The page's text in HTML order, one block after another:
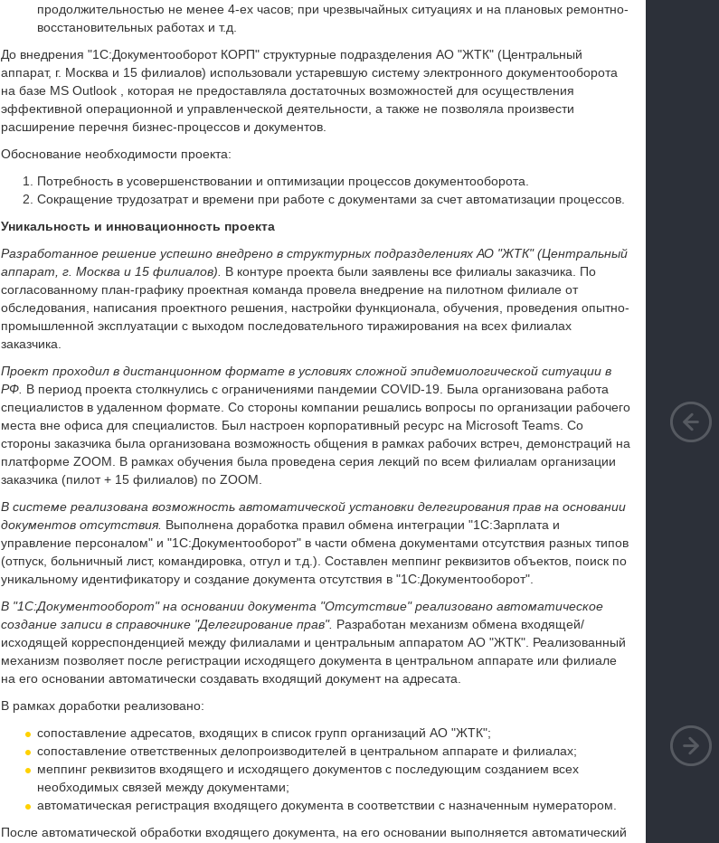
продолжительностью не менее 4-ех часов; при чрезвычайных ситуациях и на плановых ремонтно-
восстановительных работах и т.д.
До внедрения "1С:Документооборот КОРП" структурные подразделения АО "ЖТК" (Центральный
аппарат, г. Москва и 15 филиалов) использовали устаревшую систему электронного документооборота
на базе MS Outlook , которая не предоставляла достаточных возможностей для осуществления
эффективной операционной и управленческой деятельности, а также не позволяла произвести
расширение перечня бизнес-процессов и документов.
Обоснование необходимости проекта:
Потребность в усовершенствовании и оптимизации процессов документооборота.
Сокращение трудозатрат и времени при работе с документами за счет автоматизации процессов.
Уникальность и инновационность проекта
Разработанное решение успешно внедрено в структурных подразделениях АО "ЖТК" (Центральный
аппарат, г. Москва и 15 филиалов).
В контуре проекта были заявлены все филиалы заказчика. По
согласованному план-графику проектная команда провела внедрение на пилотном филиале от
обследования, написания проектного решения, настройки функционала, обучения, проведения опытно-
промышленной эксплуатации с выходом последовательного тиражирования на всех филиалах
заказчика.
Проект проходил в дистанционном формате в условиях сложной эпидемиологической ситуации в
РФ. В период проекта столкнулись с ограничениями пандемии СOVID-19. Была организована работа
специалистов в удаленном формате. Со стороны компании решались вопросы по организации рабочего
места вне офиса для специалистов. Был настроен корпоративный ресурс на Мicrosoft Teams. Со
стороны заказчика была организована возможность общения в рамках рабочих встреч, демонстраций на
платформе ZOOM. В рамках обучения была проведена серия лекций по всем филиалам организации
заказчика (пилот + 15 филиалов) по ZOOM.
В системе реализована возможность автоматической установки делегирования прав на основании
документов отсутствия. Выполнена доработка правил обмена интеграции "1С:Зарплата и
управление персоналом" и "1С:Документооборот" в части обмена документами отсутствия разных типов
(отпуск, больничный лист, командировка, отгул и т.д.). Составлен меппинг реквизитов объектов, поиск по
уникальному идентификатору и создание документа отсутствия в "1С:Документооборот".
В "1С:Документооборот" на основании документа "Отсутствие" реализовано автоматическое
создание записи в справочнике "Делегирование прав". Разработан механизм обмена входящей/
исходящей корреспонденцией между филиалами и центральным аппаратом АО "ЖТК". Реализованный
механизм позволяет после регистрации исходящего документа в центральном аппарате или филиале
на его основании автоматически создавать входящий документ на адресата.
В рамках доработки реализовано:
сопоставление адресатов, входящих в список групп организаций АО "ЖТК";
сопоставление ответственных делопроизводителей в центральном аппарате и филиалах;
меппинг реквизитов входящего и исходящего документов с последующим созданием всех
необходимых связей между документами;
автоматическая регистрация входящего документа в соответствии с назначенным нумератором.
После автоматической обработки входящего документа, на его основании выполняется автоматический